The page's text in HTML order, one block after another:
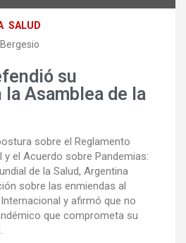
SALUD
su
la Asamblea de la
sobre el Reglamento
el Acuerdo sobre Pandemias:
de la Salud, Argentina
sobre las enmiendas al
y afirmó que no
que comprometa su